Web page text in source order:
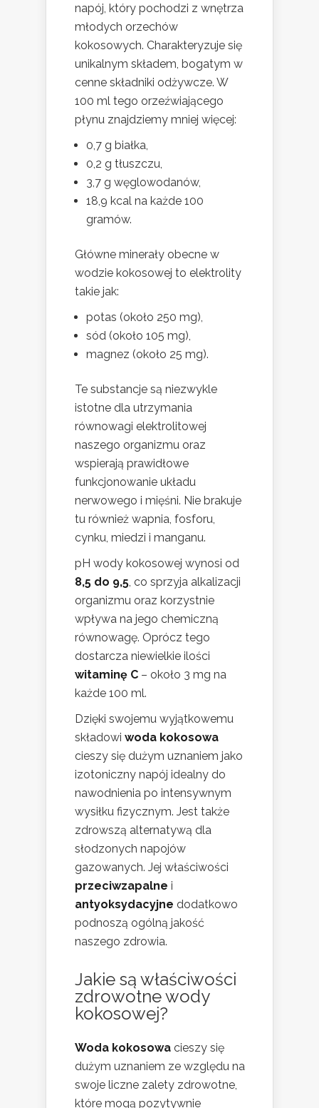
napój, który pochodzi z wnętrza
młodych orzechów
kokosowych. Charakteryzuje się
unikalnym składem, bogatym w
cenne składniki odżywcze. W
100 ml tego orzeźwiającego
płynu znajdziemy mniej więcej:
0,7 g białka,
0,2 g tłuszczu,
3,7 g węglowodanów,
18,9 kcal na każde 100
gramów.
Główne minerały obecne w
wodzie kokosowej to elektrolity
takie jak:
potas (około 250 mg),
sód (około 105 mg),
magnez (około 25 mg).
Te substancje są niezwykle
istotne dla utrzymania
równowagi elektrolitowej
naszego organizmu oraz
wspierają prawidłowe
funkcjonowanie układu
nerwowego i mięśni. Nie brakuje
tu również wapnia, fosforu,
cynku, miedzi i manganu.
pH wody kokosowej wynosi od
8,5 do 9,5 , co sprzyja alkalizacji
organizmu oraz korzystnie
wpływa na jego chemiczną
równowagę. Oprócz tego
dostarcza niewielkie ilości
witaminę C – około 3 mg na
każde 100 ml.
Dzięki swojemu wyjątkowemu
składowi woda kokosowa
cieszy się dużym uznaniem jako
izotoniczny napój idealny do
nawodnienia po intensywnym
wysiłku fizycznym. Jest także
zdrowszą alternatywą dla
słodzonych napojów
gazowanych. Jej właściwości
przeciwzapalne i
antyoksydacyjne dodatkowo
podnoszą ogólną jakość
naszego zdrowia.
Jakie są właściwości
zdrowotne wody
kokosowej?
Woda kokosowa cieszy się
dużym uznaniem ze względu na
swoje liczne zalety zdrowotne,
które mogą pozytywnie